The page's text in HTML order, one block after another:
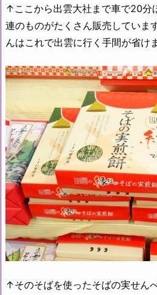
↑ここから出雲大社まで車で20分
連のものがたくさん販売していま
んはこれで出雲に行く手間が省け
↑そのそばを使ったそばの実せん